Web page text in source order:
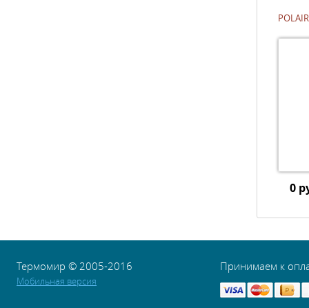
0
Термомир © 2005-2016
Мобильная версия
Принимаем к